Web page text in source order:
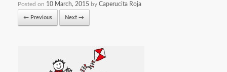
Posted on 10 March, 2015 by Caperucita Roja
← Previous Next →